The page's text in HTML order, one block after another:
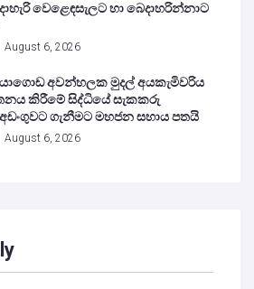
වෙළෙඳසැලට හා බෙදාහරින්නාට
August 6, 2026
අවන්හලක මුදල් අයකැමිවරිය
කිරීමේ සිද්ධියේ සැකකරු
ගැනීමට මහජන සහාය පතයි
August 6, 2026